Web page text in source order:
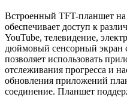
Встроенный TFT-планшет
обеспечивает доступ к
YouTube, телевидение,
дюймовый сенсорный экран
позволяет использовать
отслеживания прогресса и
обновления приложений
соединение. Планшет